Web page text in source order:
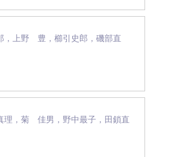
，上野 豊，櫛引史郎，磯部直
理，菊 佳男，野中最子，田鎖直